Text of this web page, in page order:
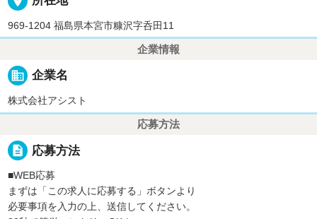
969-1204 福島県本宮市糠沢字呑田11
企業情報
business 企業名
株式会社アシスト
応募方法
description 応募方法
■WEB応募
まずは「この求人に応募する」ボタンより
必要事項を入力の上、送信してください。